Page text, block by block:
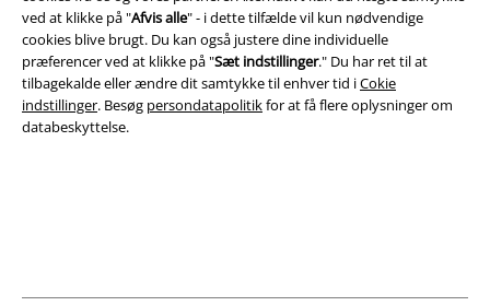
ved at klikke på "Afvis alle" - i dette tilfælde vil kun nødvendige
cookies blive brugt. Du kan også justere dine individuelle
præferencer ved at klikke på "Sæt indstillinger." Du har ret til at
tilbagekalde eller ændre dit samtykke til enhver tid iCokie
indstillinger. Besøg persondatapolitikfor at få flere oplysninger om
databeskyttelse.
Download den nye EMP app gratis og få glæde af alle forbedringerne
og fordelene!